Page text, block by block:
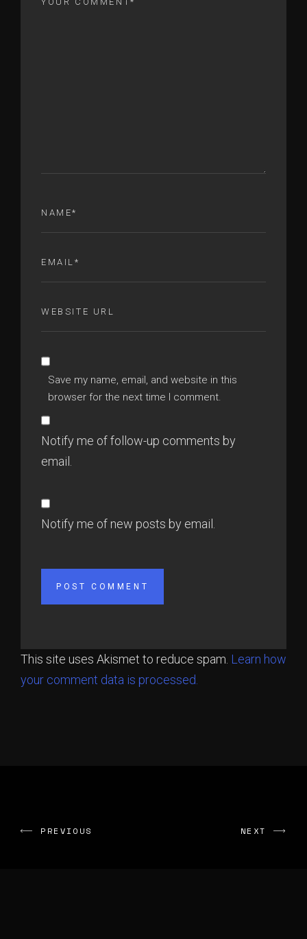
Save my name, email, and website in this
browser for the next time I comment.
Notify me of follow-up comments by
email.
Notify me of new posts by email.
This site uses Akismet to reduce spam. Learn how
your comment data is processed.
PREVIOUS NEXT